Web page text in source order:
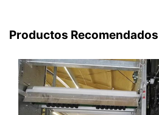
Productos Recomendados